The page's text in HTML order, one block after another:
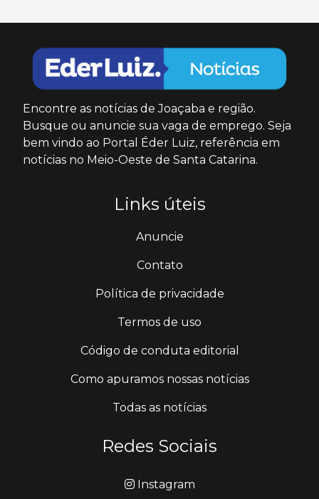
Encontre as notícias de Joaçaba e região.
Busque ou anuncie sua vaga de emprego. Seja
bem vindo ao Portal Éder Luiz, referência em
notícias no Meio-Oeste de Santa Catarina.
Links úteis
Anuncie
Contato
Política de privacidade
Termos de uso
Código de conduta editorial
Como apuramos nossas notícias
Todas as notícias
Redes Sociais
Instagram